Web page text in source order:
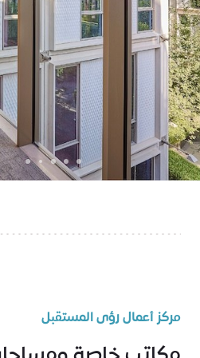
مركز أعمال رؤى المستقبل